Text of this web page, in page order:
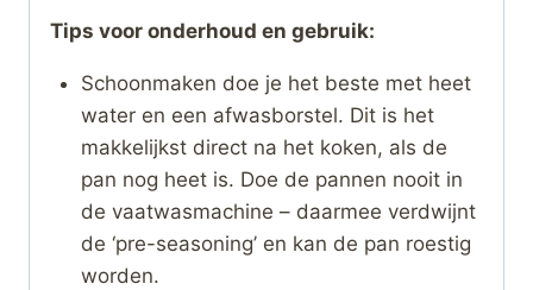
Tips voor onderhoud en gebruik:
Schoonmaken doe je het beste met heet
water en een afwasborstel. Dit is het
makkelijkst direct na het koken, als de
pan nog heet is. Doe de pannen nooit in
de vaatwasmachine – daarmee verdwijnt
de ‘pre-seasoning’ en kan de pan roestig
worden.